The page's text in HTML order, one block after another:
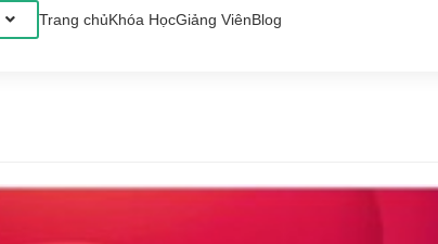
Trang chủKhóa HọcGiảng ViênBlog